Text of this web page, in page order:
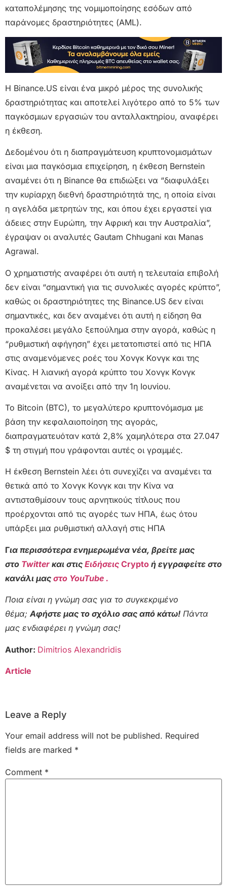
καταπολέμησης της νομιμοποίησης εσόδων από
παράνομες δραστηριότητες (AML).
Η Binance.US είναι ένα μικρό μέρος της συνολικής
δραστηριότητας και αποτελεί λιγότερο από το 5% των
παγκόσμιων εργασιών του ανταλλακτηρίου, αναφέρει
η έκθεση.
Δεδομένου ότι η διαπραγμάτευση κρυπτονομισμάτων
είναι μια παγκόσμια επιχείρηση, η έκθεση Bernstein
αναμένει ότι η Binance θα επιδιώξει να “διαφυλάξει
την κυρίαρχη διεθνή δραστηριότητά της, η οποία είναι
η αγελάδα μετρητών της, και όπου έχει εργαστεί για
άδειες στην Ευρώπη, την Αφρική και την Αυστραλία”,
έγραψαν οι αναλυτές Gautam Chhugani και Manas
Agrawal.
Ο χρηματιστής αναφέρει ότι αυτή η τελευταία επιβολή
δεν είναι “σημαντική για τις συνολικές αγορές κρύπτο”,
καθώς οι δραστηριότητες της Binance.US δεν είναι
σημαντικές, και δεν αναμένει ότι αυτή η είδηση θα
προκαλέσει μεγάλο ξεπούλημα στην αγορά, καθώς η
“ρυθμιστική αφήγηση” έχει μετατοπιστεί από τις ΗΠΑ
στις αναμενόμενες ροές του Χονγκ Κονγκ και της
Κίνας. Η λιανική αγορά κρύπτο του Χονγκ Κονγκ
αναμένεται να ανοίξει από την 1η Ιουνίου.
Το Bitcoin (BTC), το μεγαλύτερο κρυπτονόμισμα με
βάση την κεφαλαιοποίηση της αγοράς,
διαπραγματευόταν κατά 2,8% χαμηλότερα στα 27.047
$ τη στιγμή που γράφονται αυτές οι γραμμές.
Η έκθεση Bernstein λέει ότι συνεχίζει να αναμένει τα
θετικά από το Χονγκ Κονγκ και την Κίνα να
αντισταθμίσουν τους αρνητικούς τίτλους που
προέρχονται από τις αγορές των ΗΠΑ, έως ότου
υπάρξει μια ρυθμιστική αλλαγή στις ΗΠΑ
Για περισσότερα ενημερωμένα νέα, βρείτε μας
στο Twitter και στις Ειδήσεις Crypto ή εγγραφείτε στο
κανάλι μας στο YouTube .
Ποια είναι η γνώμη σας για το συγκεκριμένο
θέμα;Αφήστε μας το σχόλιο σας από κάτω! Πάντα
μας ενδιαφέρει η γνώμη σας!
Author: Dimitrios Alexandridis
Article
Leave a Reply
Your email address will not be published. Required
fields are marked *
Comment *